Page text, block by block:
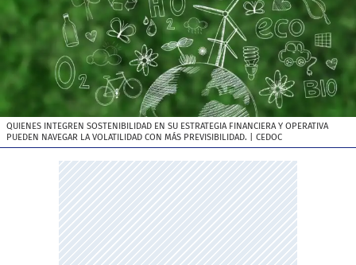
QUIENES INTEGREN SOSTENIBILIDAD EN SU ESTRATEGIA FINANCIERA Y OPERATIVA
PUEDEN NAVEGAR LA VOLATILIDAD CON MÁS PREVISIBILIDAD. | CEDOC